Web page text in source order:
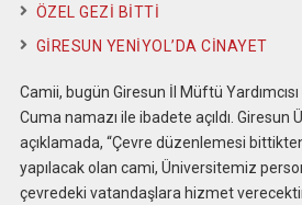
ÖZEL GEZİ BİTTİ
GİRESUN YENİYOL’DA CİNAYET
Camii, bugün Giresun İl Müftü Yardımcısı
Cuma namazı ile ibadete açıldı. Giresun
açıklamada, “Çevre düzenlemesi bittikten
yapılacak olan cami, Üniversitemiz
çevredeki vatandaşlara hizmet